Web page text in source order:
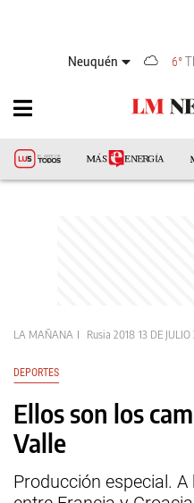
Neuquén 6°
LA MAÑANA Rusia 2018 13 DE
DEPORTES
Ellos son los
Valle
Producción especial.